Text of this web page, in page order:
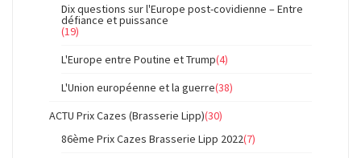
Dix questions sur l'Europe post-covidienne – Entre
défiance et puissance
(19)
L'Europe entre Poutine et Trump(4)
L'Union européenne et la guerre(38)
ACTU Prix Cazes (Brasserie Lipp)(30)
86ème Prix Cazes Brasserie Lipp 2022(7)